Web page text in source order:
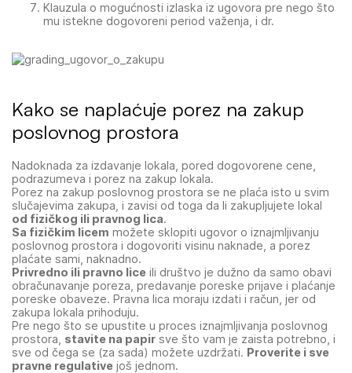
Klauzula o mogućnosti izlaska iz ugovora pre nego što
mu istekne dogovoreni period važenja, i dr.
Kako se naplaćuje porez na zakup
poslovnog prostora
Nadoknada za izdavanje lokala, pored dogovorene cene,
podrazumeva i porez na zakup lokala.
Porez na zakup poslovnog prostora se ne plaća isto u svim
slučajevima zakupa, i zavisi od toga da li zakupljujete lokal
od fizičkog ili pravnog lica.
Sa fizičkim licem možete sklopiti ugovor o iznajmljivanju
poslovnog prostora i dogovoriti visinu naknade, a porez
plaćate sami, naknadno.
Privredno ili pravno lice ili društvo je dužno da samo obavi
obračunavanje poreza, predavanje poreske prijave i plaćanje
poreske obaveze. Pravna lica moraju izdati i račun, jer od
zakupa lokala prihoduju.
Pre nego što se upustite u proces iznajmljivanja poslovnog
prostora, stavite na papir sve što vam je zaista potrebno, i
sve od čega se (za sada) možete uzdržati. Proverite i sve
pravne regulative još jednom.